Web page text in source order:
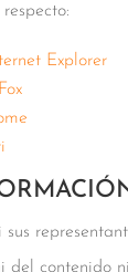
Explorer
del contenido